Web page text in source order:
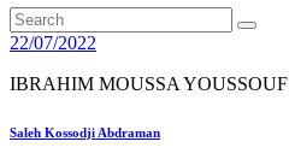
22/07/2022
IBRAHIM MOUSSA YOUSSOUF
Navigation
Previous
Saleh Kossodji Abdraman